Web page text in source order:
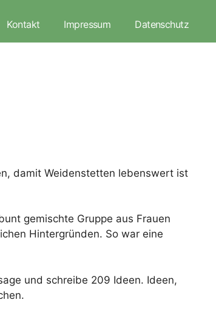
Kontakt Impressum Datenschutz
damit Weidenstetten lebenswert ist
gemischte Gruppe aus Frauen
Hintergründen. So war eine
und schreibe 209 Ideen. Ideen,